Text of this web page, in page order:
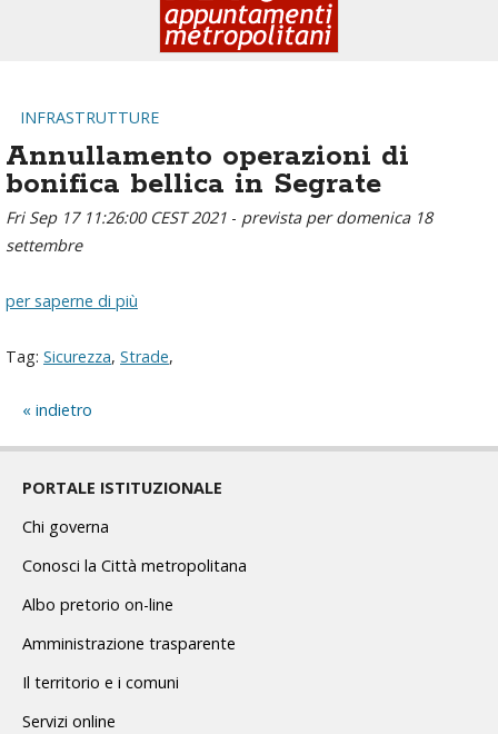
INFRASTRUTTURE
Annullamento operazioni di
bonifica bellica in Segrate
Fri Sep 17 11:26:00 CEST 2021 - prevista per domenica 18
settembre
per saperne di più
Tag: Sicurezza, Strade,
indietro
PORTALE ISTITUZIONALE
Chi governa
Conosci la Città metropolitana
Albo pretorio on-line
Amministrazione trasparente
Il territorio e i comuni
Servizi online